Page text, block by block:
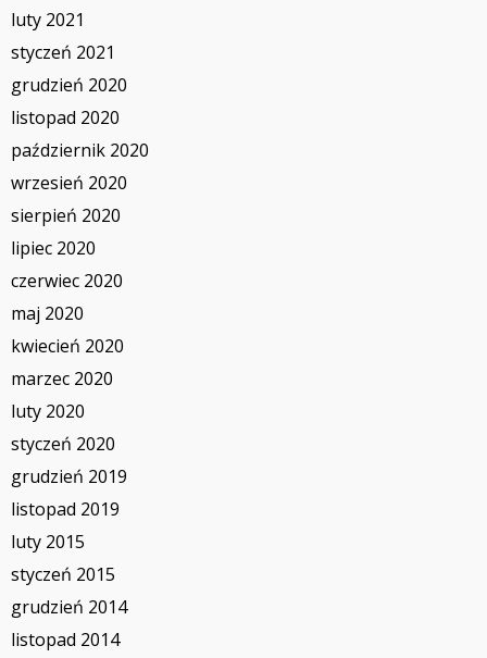
luty 2021
styczeń 2021
grudzień 2020
listopad 2020
październik 2020
wrzesień 2020
sierpień 2020
lipiec 2020
czerwiec 2020
maj 2020
kwiecień 2020
marzec 2020
luty 2020
styczeń 2020
grudzień 2019
listopad 2019
luty 2015
styczeń 2015
grudzień 2014
listopad 2014